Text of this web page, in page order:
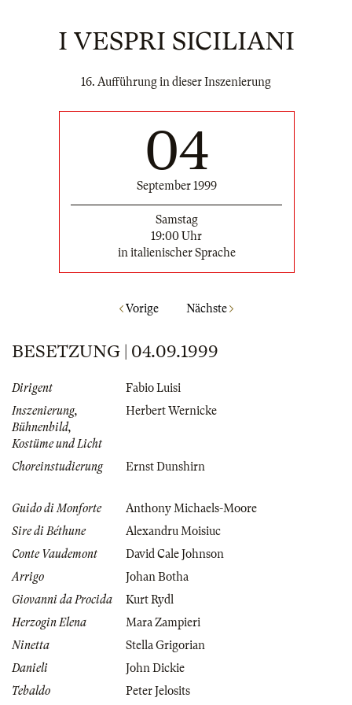
I VESPRI SICILIANI
16. Aufführung in dieser Inszenierung
04
September 1999
Samstag
19:00 Uhr
in italienischer Sprache
Vorige Nächste
BESETZUNG | 04.09.1999
Dirigent
Fabio Luisi
Inszenierung,
Bühnenbild,
Kostüme und Licht
Herbert Wernicke
Choreinstudierung Ernst Dunshirn
Guido di Monforte
Anthony Michaels-Moore
Sire di Béthune
Alexandru Moisiuc
Conte Vaudemont
David Cale Johnson
Arrigo
Johan Botha
Giovanni da Procida
Kurt Rydl
Herzogin Elena
Mara Zampieri
Ninetta
Stella Grigorian
Danieli
John Dickie
Tebaldo
Peter Jelosits